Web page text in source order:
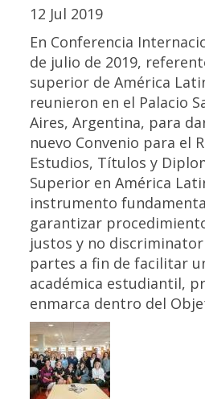
12 Jul 2019
En Conferencia
de julio de 2019,
superior de América
reunieron en el Palacio
Aires, Argentina, para
nuevo Convenio para el
Estudios, Títulos y
Superior en América
instrumento
garantizar
justos y no
partes a fin de facilitar
académica estudiantil,
enmarca dentro del